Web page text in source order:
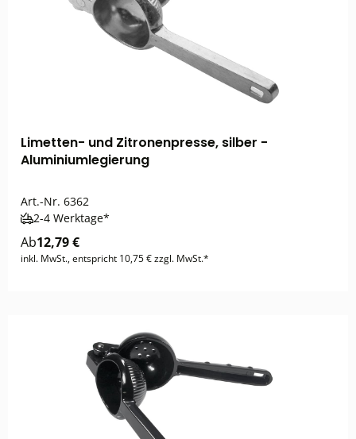
Limetten- und Zitronenpresse, silber -
Aluminiumlegierung
Art.-Nr. 6362
2-4 Werktage*
Ab12,79 €
inkl. MwSt., entspricht 10,75 € zzgl. MwSt.*